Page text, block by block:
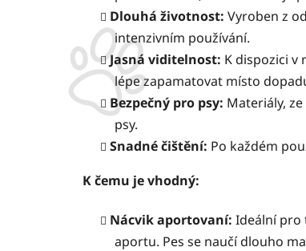
Dlouhá životnost: Vyroben z
intenzivním používání.
Jasná viditelnost: K dispozici v
lépe zapamatovat místo
Bezpečný pro psy: Materiály,
psy.
Snadné čištění: Po každém
K čemu je vhodný:
Nácvik aportovaní: Ideální pro
aportu. Pes se naučí dlouho